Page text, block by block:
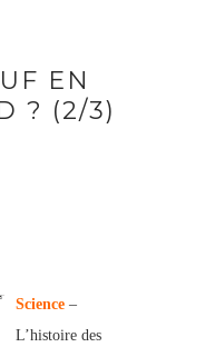
EN
? (2/3)
Science –
L’histoire des